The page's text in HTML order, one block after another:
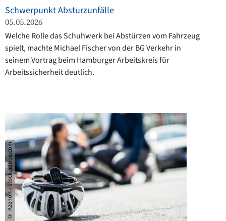
Schwerpunkt Absturzunfälle
05.05.2026
Welche Rolle das Schuhwerk bei Abstürzen vom Fahrzeug
spielt, machte Michael Fischer von der BG Verkehr in
seinem Vortrag beim Hamburger Arbeitskreis für
Arbeitssicherheit deutlich.
© Kzenon – stock.adobe.com